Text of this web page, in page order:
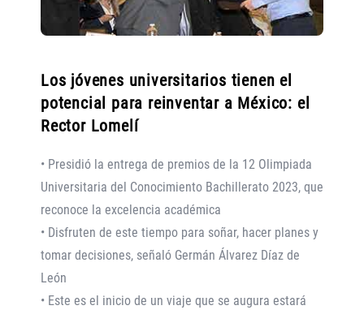
Los jóvenes universitarios tienen el
potencial para reinventar a México: el
Rector Lomelí
• Presidió la entrega de premios de la 12 Olimpiada
Universitaria del Conocimiento Bachillerato 2023, que
reconoce la excelencia académica
• Disfruten de este tiempo para soñar, hacer planes y
tomar decisiones, señaló Germán Álvarez Díaz de
León
• Este es el inicio de un viaje que se augura estará